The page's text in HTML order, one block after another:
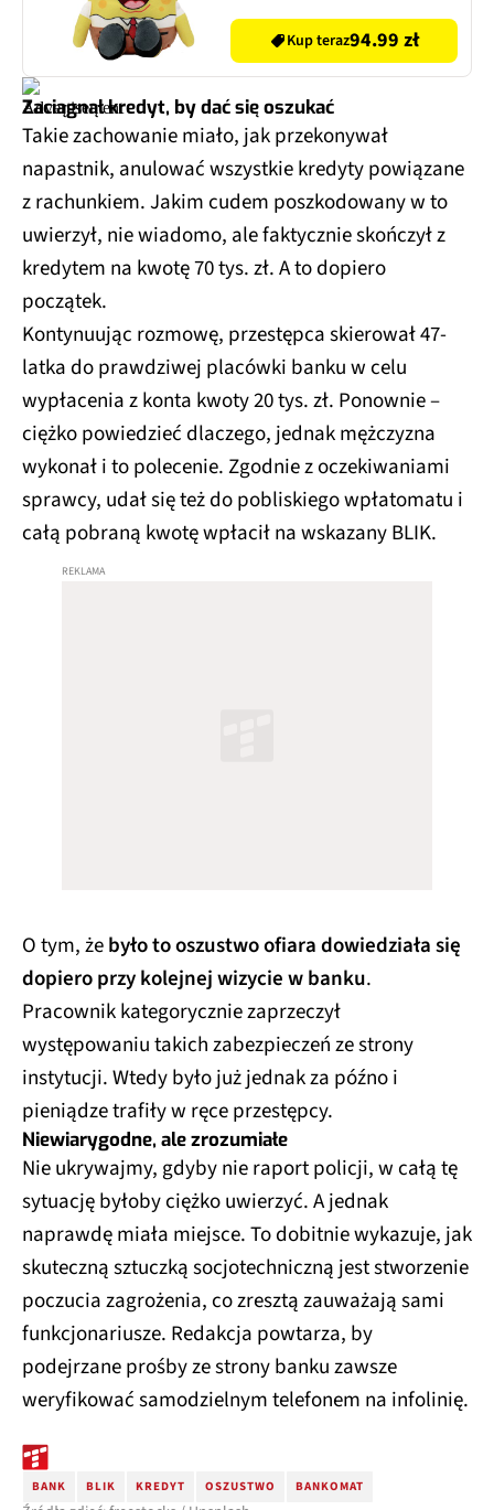
Kup teraz94.99 zł
Zaciągnął kredyt, by dać się oszukać
Takie zachowanie miało, jak przekonywał
napastnik, anulować wszystkie kredyty powiązane
z rachunkiem. Jakim cudem poszkodowany w to
uwierzył, nie wiadomo, ale faktycznie skończył z
kredytem na kwotę 70 tys. zł. A to dopiero
początek.
Kontynuując rozmowę, przestępca skierował 47-
latka do prawdziwej placówki banku w celu
wypłacenia z konta kwoty 20 tys. zł. Ponownie –
ciężko powiedzieć dlaczego, jednak mężczyzna
wykonał i to polecenie. Zgodnie z oczekiwaniami
sprawcy, udał się też do pobliskiego wpłatomatu i
całą pobraną kwotę wpłacił na wskazany BLIK.
O tym, żebyło to oszustwo ofiara dowiedziała się
dopiero przy kolejnej wizycie w banku.
Pracownik kategorycznie zaprzeczył
występowaniu takich zabezpieczeń ze strony
instytucji. Wtedy było już jednak za późno i
pieniądze trafiły w ręce przestępcy.
Niewiarygodne, ale zrozumiałe
Nie ukrywajmy, gdyby nie raport policji, w całą tę
sytuację byłoby ciężko uwierzyć. A jednak
naprawdę miała miejsce. To dobitnie wykazuje, jak
skuteczną sztuczką socjotechniczną jest stworzenie
poczucia zagrożenia, co zresztą zauważają sami
funkcjonariusze. Redakcja powtarza, by
podejrzane prośby ze strony banku zawsze
weryfikować samodzielnym telefonem na infolinię.
BANK BLIK KREDYT OSZUSTWO BANKOMAT